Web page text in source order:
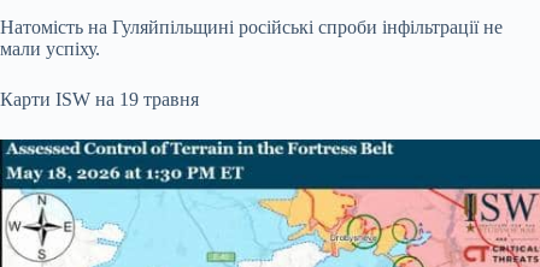
Натомість на Гуляйпільщині російські спроби інфільтрації не
мали успіху.
Карти ISW на 19 травня